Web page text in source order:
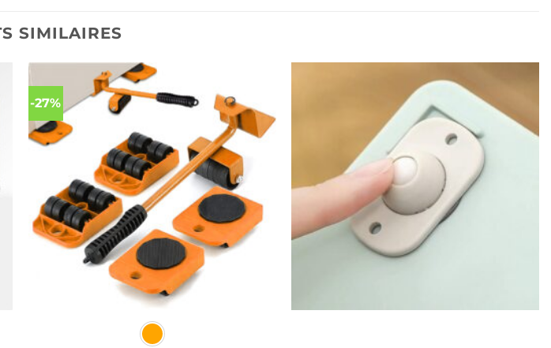
SIMILAIRES
-27%